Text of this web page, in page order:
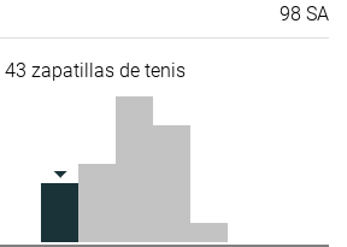
98 SA
zapatillas de tenis